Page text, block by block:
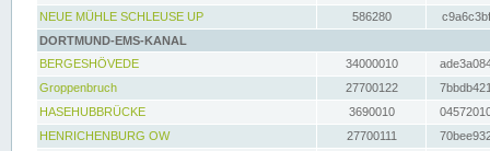
NEUE MÜHLE SCHLEUSE UP
586280
DORTMUND-EMS-KANAL
BERGESHÖVEDE
34000010
Groppenbruch
27700122
HASEHUBBRÜCKE
3690010
HENRICHENBURG OW
27700111